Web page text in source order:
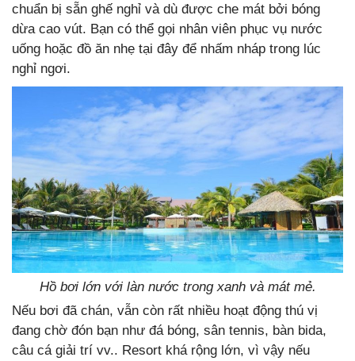
chuẩn bị sẵn ghế nghỉ và dù được che mát bởi bóng
dừa cao vút. Bạn có thể gọi nhân viên phục vụ nước
uống hoặc đồ ăn nhẹ tại đây để nhấm nháp trong lúc
nghỉ ngơi.
Hồ bơi lớn với làn nước trong xanh và mát mẻ.
Nếu bơi đã chán, vẫn còn rất nhiều hoạt động thú vị
đang chờ đón bạn như đá bóng, sân tennis, bàn bida,
câu cá giải trí vv.. Resort khá rộng lớn, vì vậy nếu